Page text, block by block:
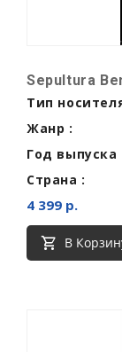
Sepultura
Тип
Жанр :
Год выпуска
Страна :
4 399 р.
В